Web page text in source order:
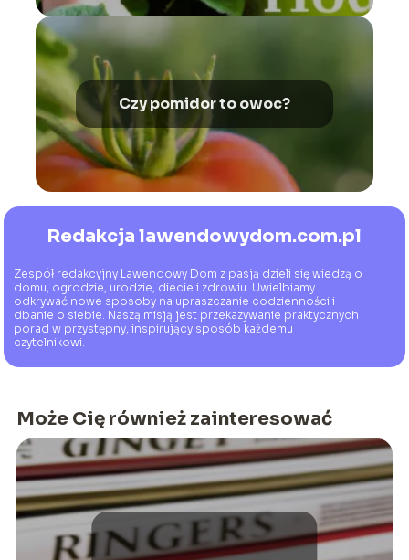
Czy pomidor to owoc?
Redakcja lawendowydom.com.pl
Zespół redakcyjny Lawendowy Dom z pasją dzieli się wiedzą o
domu, ogrodzie, urodzie, diecie i zdrowiu. Uwielbiamy
odkrywać nowe sposoby na upraszczanie codzienności i
dbanie o siebie. Naszą misją jest przekazywanie praktycznych
porad w przystępny, inspirujący sposób każdemu
czytelnikowi.
Może Cię również zainteresować